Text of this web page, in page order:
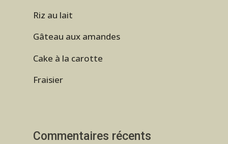
Riz au lait
Gâteau aux amandes
Cake à la carotte
Fraisier
Commentaires récents